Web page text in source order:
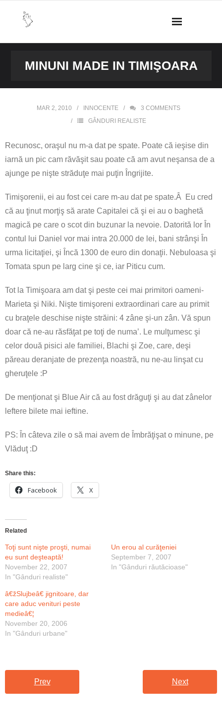
MINUNI MADE IN TIMIŞOARA
MAR 2, 2010 INNOCENTE 3 COMMENTS
GÂNDURI REALISTE
Recunosc, oraşul nu m-a dat pe spate. Poate că ieşise din
iarnă un pic cam răvăşit sau poate că am avut neşansa de a
ajunge pe nişte străduţe mai puţin Îngrijite.
Timişorenii, ei au fost cei care m-au dat pe spate.Â Eu cred
că au ţinut morţiş să arate Capitalei că şi ei au o baghetă
magică pe care o scot din buzunar la nevoie. Datorită lor În
contul lui Daniel vor mai intra 20.000 de lei, bani strânşi În
urma licitaţiei, şi Încă 1300 de euro din donaţii. Nebuloasa şi
Tomata spun pe larg cine şi ce, iar Piticu cum.
Tot la Timişoara am dat şi peste cei mai primitori oameni-
Marieta şi Niki. Nişte timişoreni extraordinari care au primit
cu braţele deschise nişte străini: 4 zâne şi-un zân. Vă spun
doar că ne-au răsfăţat pe toţi de numa’. Le mulţumesc şi
celor două pisici ale familiei, Blachi şi Zoe, care, deşi
păreau deranjate de prezenţa noastră, nu ne-au linşat cu
gheruţele :P
De menţionat şi Blue Air că au fost drăguţi şi au dat zânelor
leftere bilete mai ieftine.
PS: În câteva zile o să mai avem de Îmbrăţişat o minune, pe
Vlăduţ :D
Share this:
Facebook X
Related
Toţi sunt nişte proşti, numai
eu sunt deşteaptă!
November 22, 2007
In "Gânduri realiste"
Un erou al curăţeniei
September 7, 2007
In "Gânduri răutăcioase"
â€žSlujbeâ€ jignitoare, dar
care aduc venituri peste
medieâ€¦
November 20, 2006
In "Gânduri urbane"
Prev Next